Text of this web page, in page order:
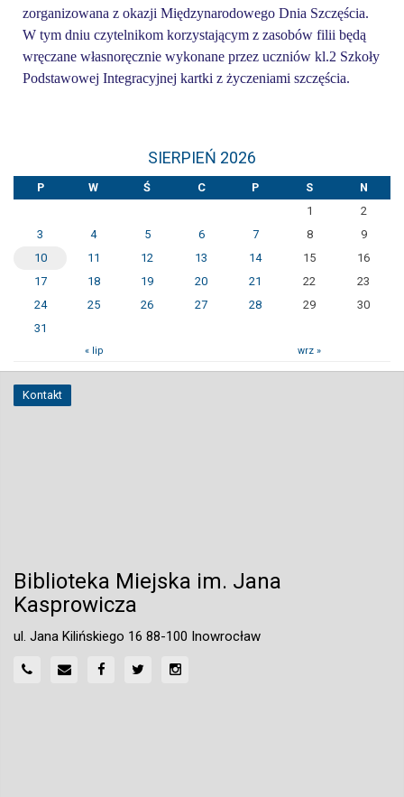
zorganizowana z okazji Międzynarodowego Dnia Szczęścia.
W tym dniu czytelnikom korzystającym z zasobów filii będą
wręczane własnoręcznie wykonane przez uczniów kl.2 Szkoły
Podstawowej Integracyjnej kartki z życzeniami szczęścia.
SIERPIEŃ 2026
P W Ś C P S
N
1
2
3
4 5 6 7 8
9
10
11 12 13 14 15
16
17
18 19 20 21 22
23
24
25 26 27 28 29
30
31
« lip wrz »
Kontakt
Biblioteka Miejska im. Jana
Kasprowicza
ul. Jana Kilińskiego 16 88-100 Inowrocław